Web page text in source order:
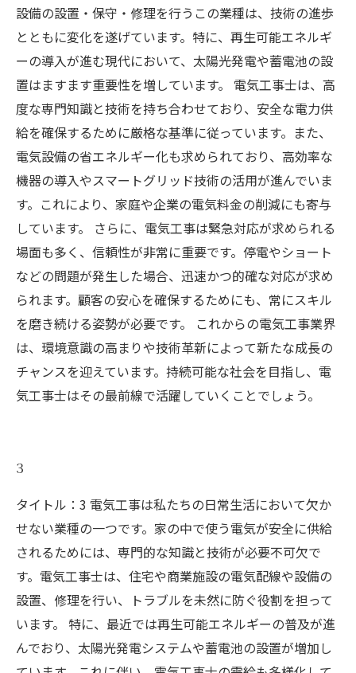
設備の設置・保守・修理を行うこの業種は、技術の進歩
とともに変化を遂げています。特に、再生可能エネルギ
ーの導入が進む現代において、太陽光発電や蓄電池の設
置はますます重要性を増しています。 電気工事士は、高
度な専門知識と技術を持ち合わせており、安全な電力供
給を確保するために厳格な基準に従っています。また、
電気設備の省エネルギー化も求められており、高効率な
機器の導入やスマートグリッド技術の活用が進んでいま
す。これにより、家庭や企業の電気料金の削減にも寄与
しています。 さらに、電気工事は緊急対応が求められる
場面も多く、信頼性が非常に重要です。停電やショート
などの問題が発生した場合、迅速かつ的確な対応が求め
られます。顧客の安心を確保するためにも、常にスキル
を磨き続ける姿勢が必要です。 これからの電気工事業界
は、環境意識の高まりや技術革新によって新たな成長の
チャンスを迎えています。持続可能な社会を目指し、電
気工事士はその最前線で活躍していくことでしょう。
3
タイトル：3 電気工事は私たちの日常生活において欠か
せない業種の一つです。家の中で使う電気が安全に供給
されるためには、専門的な知識と技術が必要不可欠で
す。電気工事士は、住宅や商業施設の電気配線や設備の
設置、修理を行い、トラブルを未然に防ぐ役割を担って
います。 特に、最近では再生可能エネルギーの普及が進
んでおり、太陽光発電システムや蓄電池の設置が増加し